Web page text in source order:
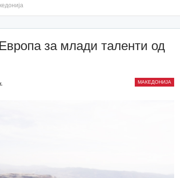
за млади таленти од
МАКЕДОНИЈА